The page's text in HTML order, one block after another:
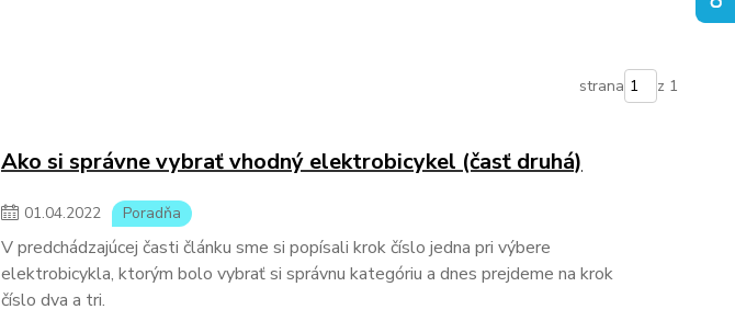
strana z 1
Ako si správne vybrať vhodný elektrobicykel (časť druhá)
01.04.2022 Poradňa
V predchádzajúcej časti článku sme si popísali krok číslo jedna pri výbere
elektrobicykla, ktorým bolo vybrať si správnu kategóriu a dnes prejdeme na krok
číslo dva a tri.